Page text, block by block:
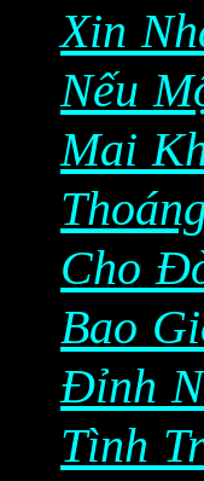
Xin
Nếu
Mai
Cho
Bao
Đỉnh
Tình